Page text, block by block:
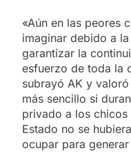
«Aún en las peores
imaginar debido a
garantizar la
esfuerzo de toda la
subrayó AK y
más sencillo si
privado a los
Estado no se
ocupar para